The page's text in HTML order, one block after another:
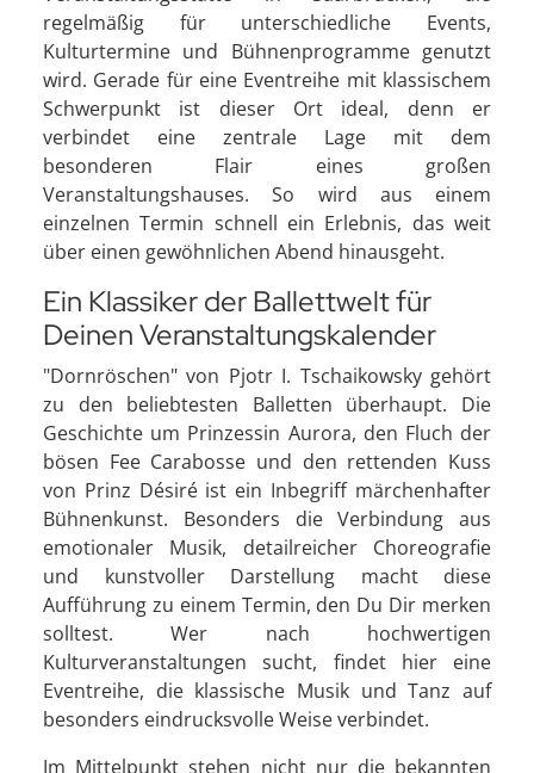
regelmäßig für unterschiedliche Events,
Kulturtermine und Bühnenprogramme genutzt
wird. Gerade für eine Eventreihe mit klassischem
Schwerpunkt ist dieser Ort ideal, denn er
verbindet eine zentrale Lage mit dem
besonderen Flair eines großen
Veranstaltungshauses. So wird aus einem
einzelnen Termin schnell ein Erlebnis, das weit
über einen gewöhnlichen Abend hinausgeht.
Ein Klassiker der Ballettwelt für
Deinen Veranstaltungskalender
"Dornröschen" von Pjotr I. Tschaikowsky gehört
zu den beliebtesten Balletten überhaupt. Die
Geschichte um Prinzessin Aurora, den Fluch der
bösen Fee Carabosse und den rettenden Kuss
von Prinz Désiré ist ein Inbegriff märchenhafter
Bühnenkunst. Besonders die Verbindung aus
emotionaler Musik, detailreicher Choreografie
und kunstvoller Darstellung macht diese
Aufführung zu einem Termin, den Du Dir merken
solltest. Wer nach hochwertigen
Kulturveranstaltungen sucht, findet hier eine
Eventreihe, die klassische Musik und Tanz auf
besonders eindrucksvolle Weise verbindet.
Im Mittelpunkt stehen nicht nur die bekannten